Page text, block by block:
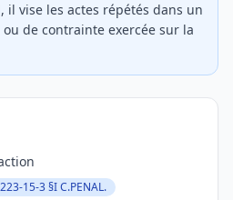
il vise les actes répétés dans un
de contrainte exercée sur la
15-3 §I C.PENAL.